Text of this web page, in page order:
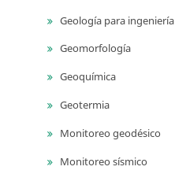
Geología para ingeniería
Geomorfología
Geoquímica
Geotermia
Monitoreo geodésico
Monitoreo sísmico